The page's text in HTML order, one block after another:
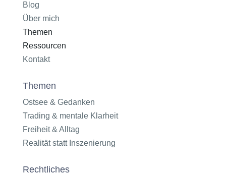
Blog
Über mich
Themen
Ressourcen
Kontakt
Themen
Ostsee & Gedanken
Trading & mentale Klarheit
Freiheit & Alltag
Realität statt Inszenierung
Rechtliches